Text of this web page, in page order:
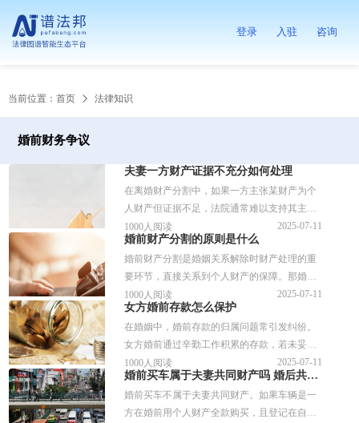
登录 入驻 咨询
当前位置： 首页 法律知识
婚前财务争议
夫妻一方财产证据不充分如何处理
在离婚财产分割中，如果一方主张某财产为个
人财产但证据不足，法院通常难以支持其主
张，甚至可能将该财产认定为夫妻共同财产。
谱法邦做了详细的解答，供参考。
1000人阅读 2025-07-11
婚前财产分割的原则是什么
婚前财产分割是婚姻关系解除时财产处理的重
要环节，直接关系到个人财产的保障。那婚前
财产分割的原则是什么？针对相比的问题，谱
法邦做了详细的解答，供参考。
1000人阅读 2025-07-11
女方婚前存款怎么保护
在婚姻中，婚前存款的归属问题常引发纠纷。
女方婚前通过辛勤工作积累的存款，若未妥善
保护，可能因婚后混同使用而被认定为夫妻共
同财产，导致离婚时被分割。针对相关的问
题，谱法邦做了详细的解答，供参考。
1000人阅读 2025-07-11
婚前买车属于夫妻共同财产吗 婚后共同出资修缮属于共同财产吗
婚前买车不属于夫妻共同财产。如果车辆是一
方在婚前用个人财产全款购买，且登记在自己